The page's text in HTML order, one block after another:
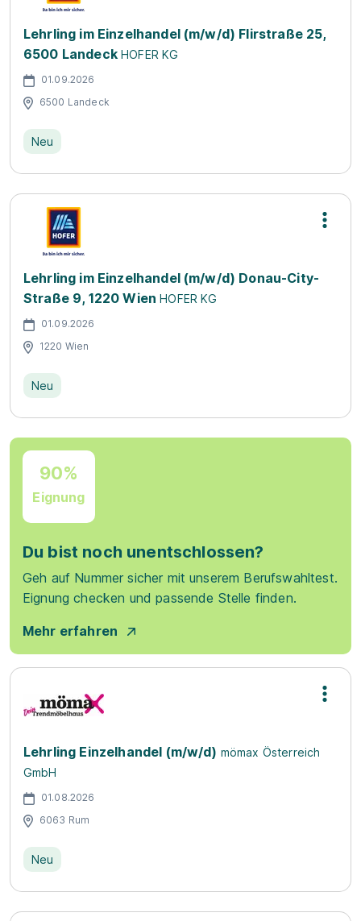
Lehrling im Einzelhandel (m/w/d) Flirstraße 25,
6500 Landeck HOFER KG
01.09.2026
6500 Landeck
Neu
Lehrling im Einzelhandel (m/w/d) Donau-City-
Straße 9, 1220 Wien HOFER KG
01.09.2026
1220 Wien
Neu
90%
Eignung
Du bist noch unentschlossen?
Geh auf Nummer sicher mit unserem Berufswahltest.
Eignung checken und passende Stelle finden.
Mehr erfahren
Lehrling Einzelhandel (m/w/d) mömax Österreich
GmbH
01.08.2026
6063 Rum
Neu